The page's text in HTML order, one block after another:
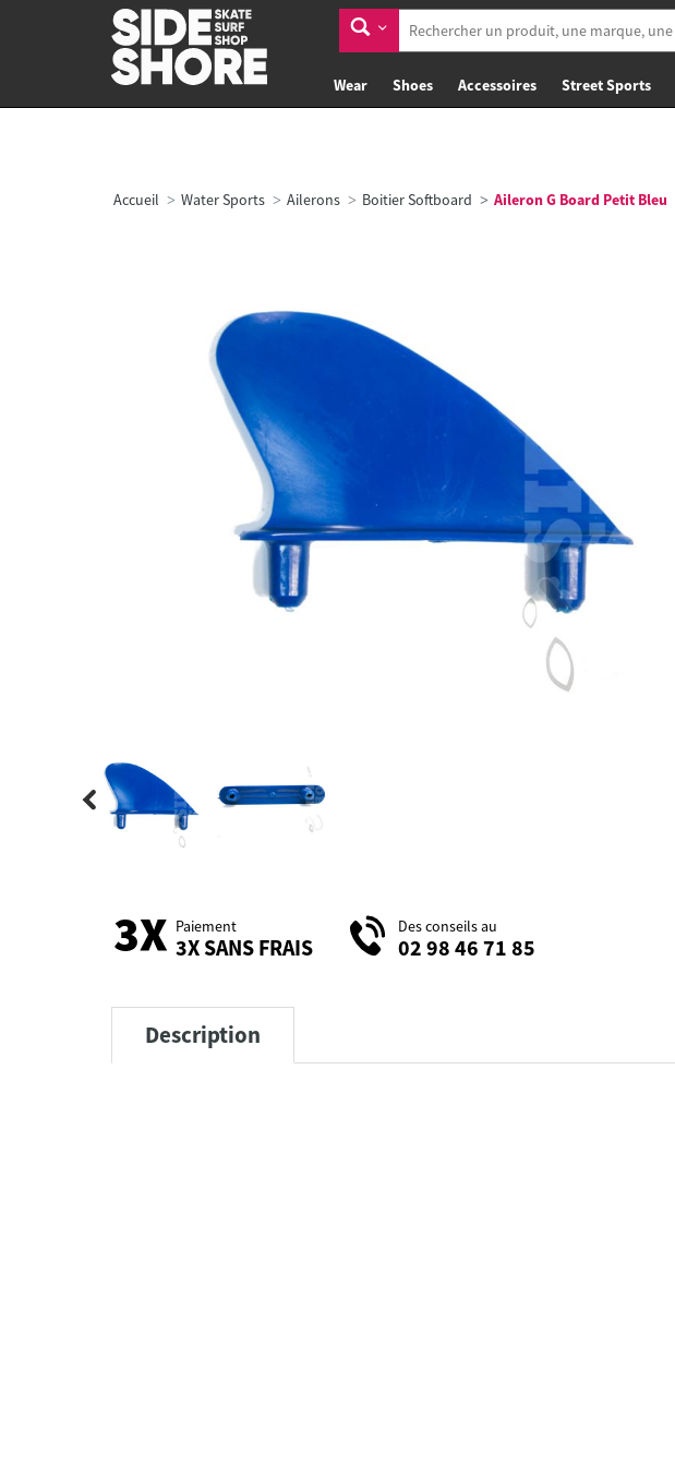
Wear Shoes Accessoires Street Sports
Accueil Water Sports Ailerons Boitier Softboard Aileron G Board Petit Bleu
Paiement
3X SANS FRAIS
Des conseils au
02 98 46 71 85
Description